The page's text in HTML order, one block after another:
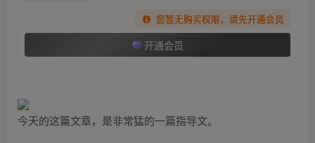
您暂无购买权限，请先开通会员
开通会员
今天的这篇文章，是非常猛的一篇指导文。